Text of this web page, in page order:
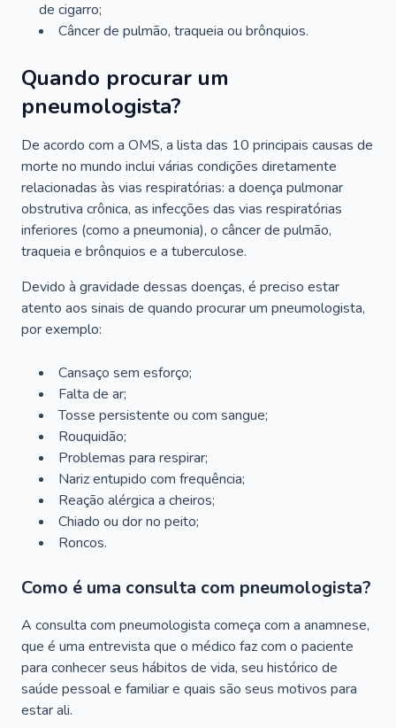
de cigarro;
Câncer de pulmão, traqueia ou brônquios.
Quando procurar um
pneumologista?
De acordo com a OMS, a lista das 10 principais causas de
morte no mundo inclui várias condições diretamente
relacionadas às vias respiratórias: a doença pulmonar
obstrutiva crônica, as infecções das vias respiratórias
inferiores (como a pneumonia), o câncer de pulmão,
traqueia e brônquios e a tuberculose.
Devido à gravidade dessas doenças, é preciso estar
atento aos sinais de quando procurar um pneumologista,
por exemplo:
Cansaço sem esforço;
Falta de ar;
Tosse persistente ou com sangue;
Rouquidão;
Problemas para respirar;
Nariz entupido com frequência;
Reação alérgica a cheiros;
Chiado ou dor no peito;
Roncos.
Como é uma consulta com pneumologista?
A consulta com pneumologista começa com a anamnese,
que é uma entrevista que o médico faz com o paciente
para conhecer seus hábitos de vida, seu histórico de
saúde pessoal e familiar e quais são seus motivos para
estar ali.